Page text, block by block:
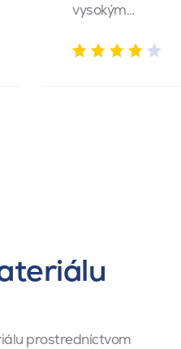
vysokým…
prostredníctvom